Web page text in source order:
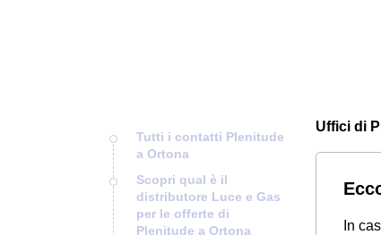
Tutti i contatti Plenitude
a Ortona
Scopri qual è il
distributore Luce e Gas
per le offerte di
Plenitude a Ortona
Uffici di
In